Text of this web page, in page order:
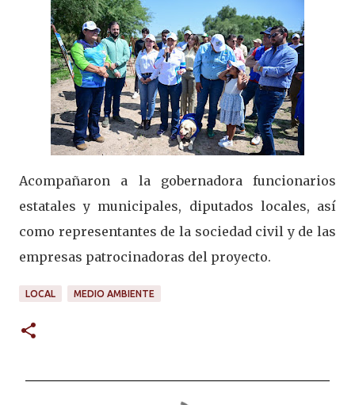
Acompañaron a la gobernadora funcionarios
estatales y municipales, diputados locales, así
como representantes de la sociedad civil y de las
empresas patrocinadoras del proyecto.
LOCAL MEDIO AMBIENTE